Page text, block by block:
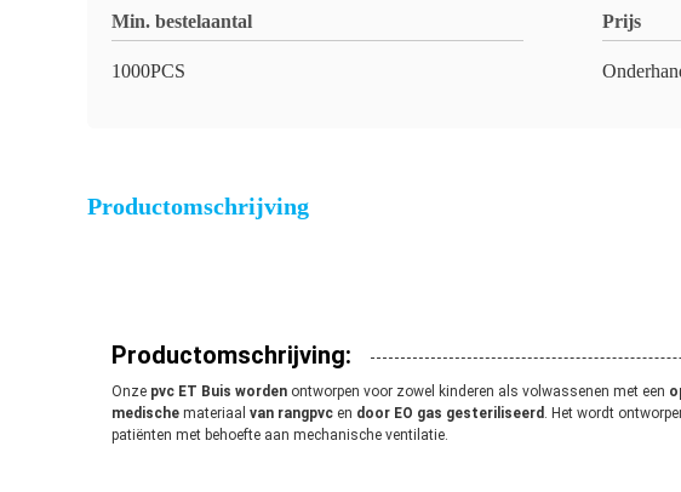
Min. bestelaantal
1000PCS
Prijs
Productomschrijving
Productomschrijving:
Onze pvc ET Buis worden ontworpen voor zowel kinderen als volwassenen met een
medische materiaal van rangpvc en door EO gas gesteriliseerd . Het wordt
patiënten met behoefte aan mechanische ventilatie.